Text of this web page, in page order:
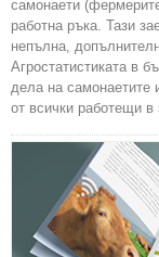
самонаети
работна ръка. Тази
непълна,
Агростатистиката в
дела на самонаетите
от всички работещи в